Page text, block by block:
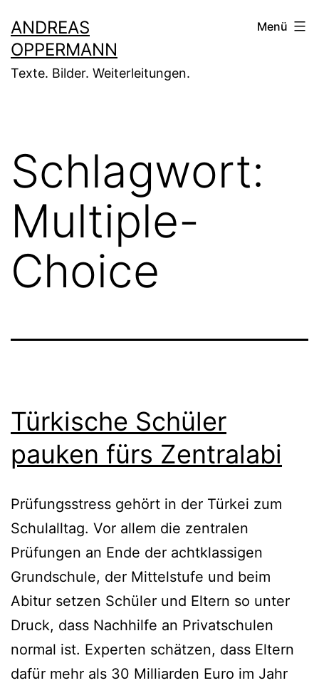
Inhalt
springen
ANDREAS
OPPERMANN
Texte. Bilder. Weiterleitungen.
Menü
Schlagwort:
Multiple-
Choice
Türkische Schüler
pauken fürs Zentralabi
Prüfungsstress gehört in der Türkei zum
Schulalltag. Vor allem die zentralen
Prüfungen an Ende der achtklassigen
Grundschule, der Mittelstufe und beim
Abitur setzen Schüler und Eltern so unter
Druck, dass Nachhilfe an Privatschulen
normal ist. Experten schätzen, dass Eltern
dafür mehr als 30 Milliarden Euro im Jahr